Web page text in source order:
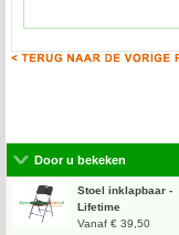
Door u bekeken
Stoel inklapbaar -
Lifetime
Vanaf € 39,50